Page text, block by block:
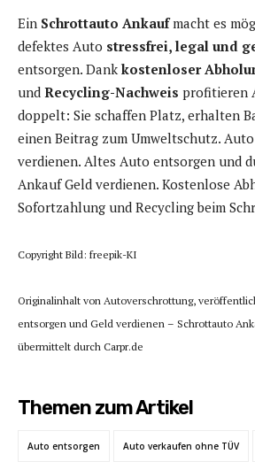
Ein Schrottauto Ankaufmacht es
defektes Auto stressfrei, legal und
entsorgen. Dank kostenloser
und Recycling-Nachweis profitieren
doppelt: Sie schaffen Platz, erhalten
einen Beitrag zum Umweltschutz.
verdienen. Altes Auto entsorgen und
Ankauf Geld verdienen. Kostenlose
Sofortzahlung und Recycling beim
Copyright Bild: freepik-KI
Originalinhalt von Autoverschrottung,
entsorgen und Geld verdienen – Schrottauto
übermittelt durch Carpr.de
Themen zum Artikel
Auto entsorgen Auto verkaufen ohne TÜV